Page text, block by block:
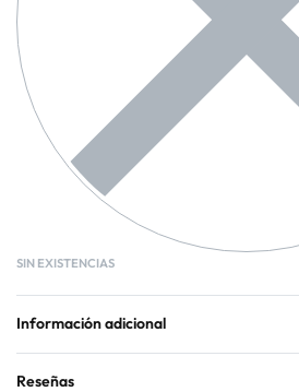
SIN EXISTENCIAS
Información adicional
Reseñas